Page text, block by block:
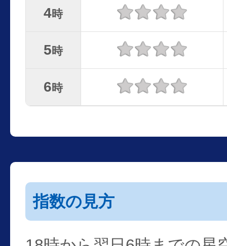
4時
5時
6時
指数の見方